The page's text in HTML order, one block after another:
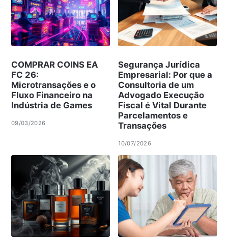
COMPRAR COINS EA
FC 26:
Microtransações e o
Fluxo Financeiro na
Indústria de Games
09/03/2026
Segurança Jurídica
Empresarial: Por que a
Consultoria de um
Advogado Execução
Fiscal é Vital Durante
Parcelamentos e
Transações
10/07/2026